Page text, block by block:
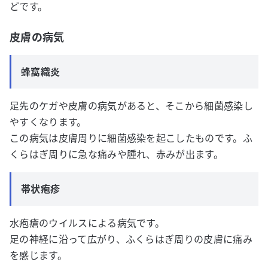
どです。
皮膚の病気
蜂窩織炎
足先のケガや皮膚の病気があると、そこから細菌感染し
やすくなります。
この病気は皮膚周りに細菌感染を起こしたものです。ふ
くらはぎ周りに急な痛みや腫れ、赤みが出ます。
帯状疱疹
水疱瘡のウイルスによる病気です。
足の神経に沿って広がり、ふくらはぎ周りの皮膚に痛み
を感じます。